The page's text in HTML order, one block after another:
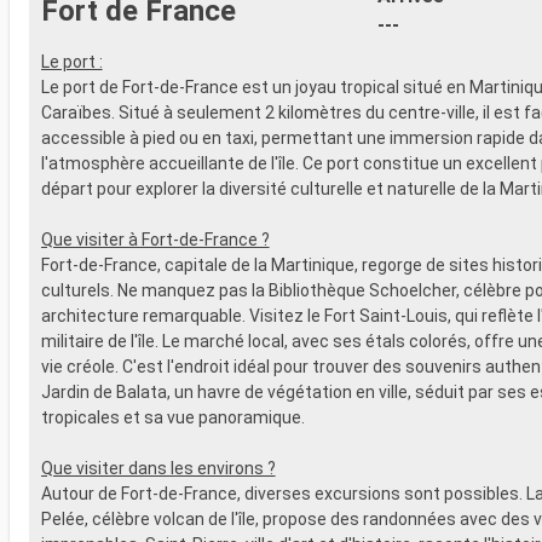
- Activités récréatives pour enfants
- Personnel qualifié multilingue
AUTRES PRIVILÈGES
- Points MSC Voyagers Club
SPORT ET
-
Broadway
- Espace
-
- Salle de
- Activités
- Activités
SERVICES
- Personnel
AUTRES
- Points
Fort de France
---
Le port :
Le port de Fort-de-France est un joyau tropical situé en
Caraïbes. Situé à seulement 2 kilomètres du centre-ville, il est
accessible à pied ou en taxi, permettant une immersion rapide
l'atmosphère accueillante de l'île. Ce port constitue un excellent
départ pour explorer la diversité culturelle et naturelle de la
Que visiter à Fort-de-France ?
Fort-de-France, capitale de la Martinique, regorge de sites
culturels. Ne manquez pas la Bibliothèque Schoelcher, célèbre
architecture remarquable. Visitez le Fort Saint-Louis, qui reflète
militaire de l'île. Le marché local, avec ses étals colorés, offre
vie créole. C'est l'endroit idéal pour trouver des souvenirs
Jardin de Balata, un havre de végétation en ville, séduit par ses
tropicales et sa vue panoramique.
Que visiter dans les environs ?
Autour de Fort-de-France, diverses excursions sont possibles.
Pelée, célèbre volcan de l'île, propose des randonnées avec des